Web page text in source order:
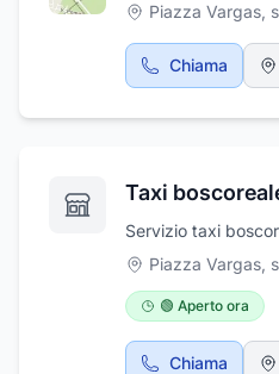
Piazza Vargas,
Chiama
Taxi
Servizio taxi
Piazza Vargas,
🟢 Aperto ora
Chiama